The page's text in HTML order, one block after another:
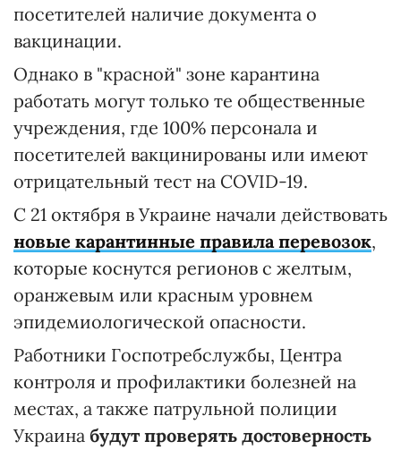
посетителей наличие документа о
вакцинации.
Однако в "красной" зоне карантина
работать могут только те общественные
учреждения, где 100% персонала и
посетителей вакцинированы или имеют
отрицательный тест на COVID-19.
С 21 октября в Украине начали действовать
новые карантинные правила перевозок,
которые коснутся регионов с желтым,
оранжевым или красным уровнем
эпидемиологической опасности.
Работники Госпотребслужбы, Центра
контроля и профилактики болезней на
местах, а также патрульной полиции
Украина будут проверять достоверность